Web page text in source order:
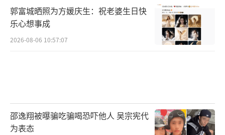
郭富城晒照为方媛庆生：祝老婆生日快
乐心想事成
2026-08-06 10:57:07
邵逸翔被曝骗吃骗喝恐吓他人 吴宗宪代
为表态